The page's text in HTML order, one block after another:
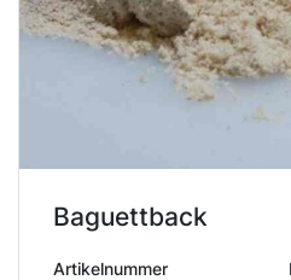
Baguettback
Artikelnummer